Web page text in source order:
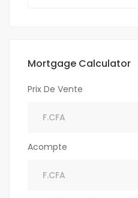
Mortgage Calculator
Prix De Vente
Acompte